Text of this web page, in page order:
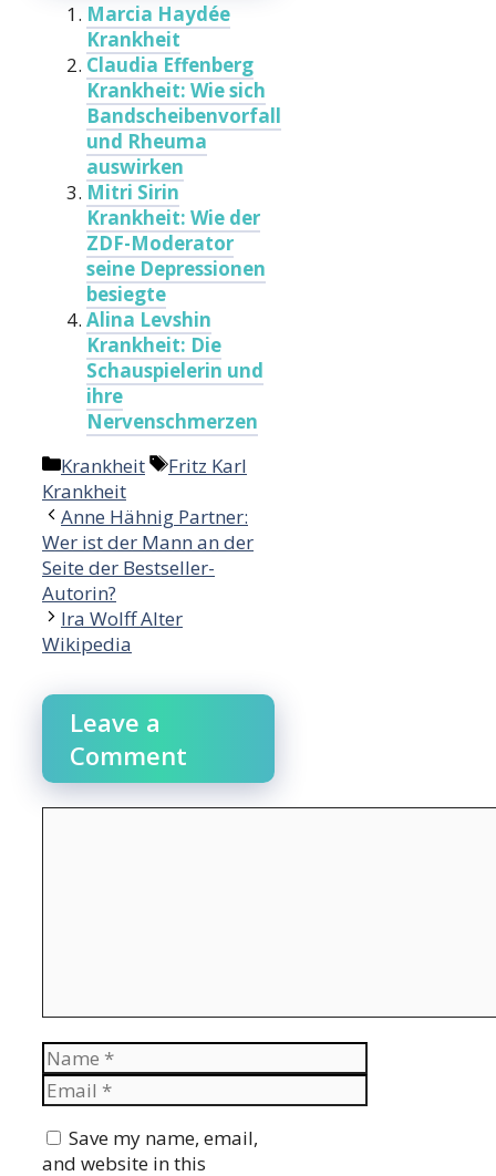
Marcia Haydée
Krankheit
Claudia Effenberg
Krankheit: Wie sich
Bandscheibenvorfall
und Rheuma
auswirken
Mitri Sirin
Krankheit: Wie der
ZDF-Moderator
seine Depressionen
besiegte
Alina Levshin
Krankheit: Die
Schauspielerin und
ihre
Nervenschmerzen
Categories
Krankheit Tags
Fritz Karl
Krankheit
Anne Hähnig Partner:
Wer ist der Mann an der
Seite der Bestseller-
Autorin?
Ira Wolff Alter
Wikipedia
Leave a
Comment
Name
Email
Save my name, email,
and website in this